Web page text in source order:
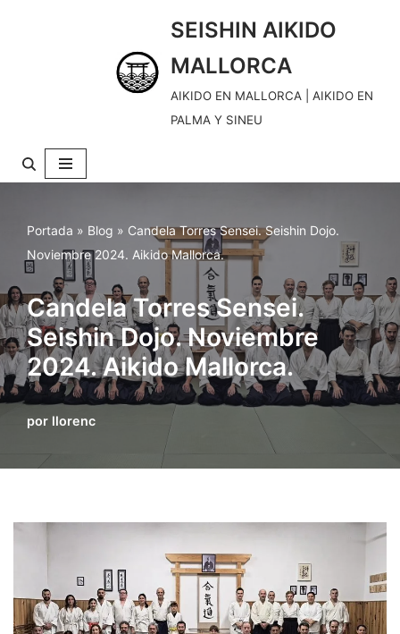
n
t
e
n
i
SEISHIN AIKIDO
MALLORCA
AIKIDO EN MALLORCA | AIKIDO EN
PALMA Y SINEU
Portada » Blog » Candela Torres Sensei. Seishin Dojo.
Noviembre 2024. Aikido Mallorca.
Candela Torres Sensei.
Seishin Dojo. Noviembre
2024. Aikido Mallorca.
por llorenc